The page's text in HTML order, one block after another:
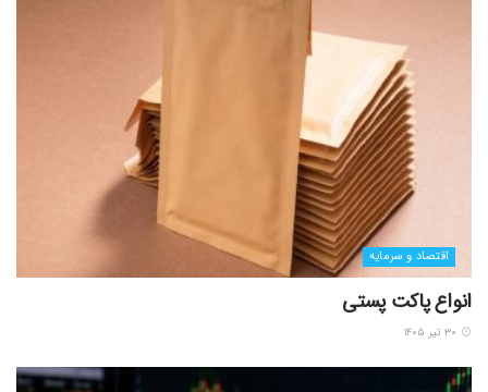
اقتصاد و سرمایه
انواع پاکت پستی